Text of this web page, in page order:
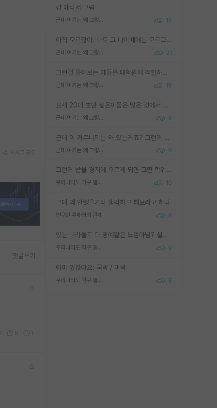
걍 애라서 그럼
근데 여기는 왜 그렇게 SPK를 물어보는거임? 16
아직 모르잖아. 나도 그 나이때에는 모르고 평가 받고 안심하고 싶었어.
근데 여기는 왜 그렇게 SPK를 물어보는거임? 21
그런걸 물어보는 애들은 대학원에 적합하지 않다
근데 여기는 왜 그렇게 SPK를 물어보는거임? 18
요새 20대 초반 젊은이들은 많은 것에서 가성비를 따지더라고요. 내가 이 정도 인풋을 넣었을 때 그만큼 아웃풋이 나올 것인가? 사실 아웃풋이 인풋 대비 리니어하게 나오지 않는 영역을 시도하기 싫어한다는 느낌입니다.
근데 여기는 왜 그렇게 SPK를 물어보는거임? 9
근데 이 커뮤니티는 왜 있는거죠? 그런거 쉽게 물어볼수있어서 있는거 아닌가요? 그렇게 보기 싫으면 커뮤니티도 하지마시지 그러면
근데 여기는 왜 그렇게 SPK를 물어보는거임? 8
그런거 받을 경지에 오르게 되면 그딴 학위명이 필요없음
우리나라도 학구 열풍보면 Higher Doctorate 학위가 필요하다고 봅니다. 10
근데 왜 안했을거라 생각하고 해보라고 하냐
연구실 후배와의 관계 8
있는 나라들도 다 명예같은 느낌아님? 설마 박사끼리 등급나눠서 학위수여하자 같은 헛소리는 아니지? ㅋㅋ
우리나라도 학구 열풍보면 Higher Doctorate 학위가 필요하다고 봅니다. 9
이미 있잖아요: 국박 / 미박
우리나라도 학구 열풍보면 Higher Doctorate 학위가 필요하다고 봅니다. 8
댓글쓰기